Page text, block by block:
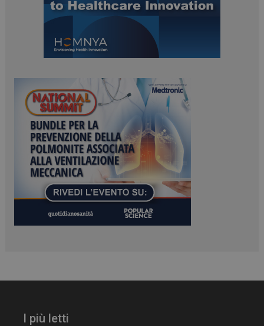
I più letti
ARRAffinitySameSite
Microsoft Corporation
.www.dailyhealthindustry.it
PHPSESSID
PHP.net
Sessione